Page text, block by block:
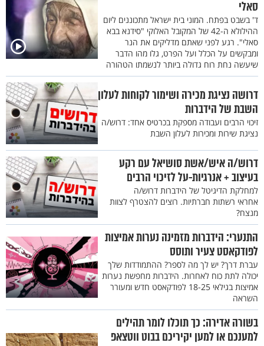
סאלי
ד' בשבט בפתח. המוני בית ישראל מתכוננים ליום
ההילולא ה-42 של המקובל האלוקי "סידנא בבא
סאלי". רגע לפני שאתם מדליקים את הנר
ומבקשים על הכלל ועל הפרט, גלו מהו הדבר
שיעשה נחת רוח גדולה ביותר לנשמתו הטהורה
דרושה נציגת מכירה ושימור לקוחות לעלון
השבת של הידברות
זיכוי הרבים ועבודה מספקת בכרטיס אחד: דרוש/ה
נציגת שירות ומכירות לעלון השבת
דרוש/ה איש/אשת סושיאל עם רקע
בעיצוב + אנרגיות-על לזיכוי הרבים
למחלקת הדיגיטל של הידברות דרוש/ה
אחראי רשתות חברתיות. רוצים להצטרף לצוות
מנצח?
התנערי: הידברות מזמינה נערות אמיצות
לפודקאסט צעיר ותוסס
עברת דרך? יש לך מה לספר? ההתמודדות שלך
יכולה לתת כוח לאחרות. הידברות מחפשת נערות
אמיצות בגילאי 18-25 לפודקאסט חדש ומעורר
השראה
בשורה אדירה: כך תוכלו לומר תהילים
למענכם או למען יקיריכם בבוט ווטצאפ